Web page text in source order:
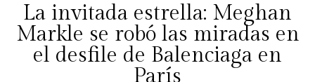
La invitada estrella: Meghan
Markle se robó las miradas en
el desfile de Balenciaga en
París